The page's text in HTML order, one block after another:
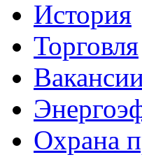
История
Торговля
Охрана